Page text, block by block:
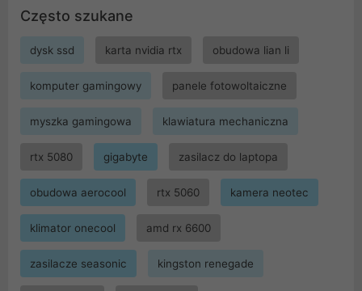
Często szukane
dysk ssd karta nvidia rtx obudowa lian li
komputer gamingowy panele fotowoltaiczne
myszka gamingowa klawiatura mechaniczna
rtx 5080 gigabyte zasilacz do laptopa
obudowa aerocool rtx 5060 kamera neotec
klimator onecool amd rx 6600
zasilacze seasonic kingston renegade